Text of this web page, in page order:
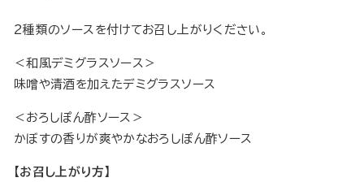
2種類のソースを付けてお召し上がりください。
＜和風デミグラスソース＞
味噌や清酒を加えたデミグラスソース
＜おろしぽん酢ソース＞
かぼすの香りが爽やかなおろしぽん酢ソース
【お召し上がり方】